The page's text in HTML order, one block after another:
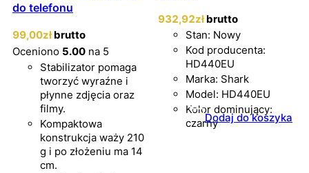
do telefonu
99,00zł brutto
Oceniono 5.00 na 5
Stabilizator pomaga
tworzyć wyraźne i
płynne zdjęcia oraz
filmy.
Kompaktowa
konstrukcja waży 210
g i po złożeniu ma 14
cm.
932,92zł brutto
Stan: Nowy
Kod producenta:
HD440EU
Marka: Shark
Model: HD440EU
Kolor dominujący:
czarnyDodaj do koszyka